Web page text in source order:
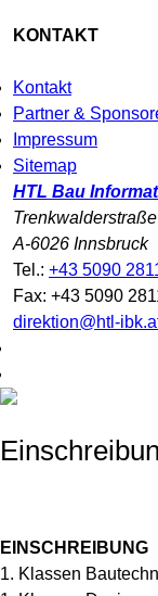
KONTAKT
Kontakt
Partner &
Impressum
Sitemap
HTL Bau
A-6026 Innsbruck
Tel.: +43 5090
Fax: +43 5090
direktion@htl-
EINSCHREIBUNG
1. Klassen